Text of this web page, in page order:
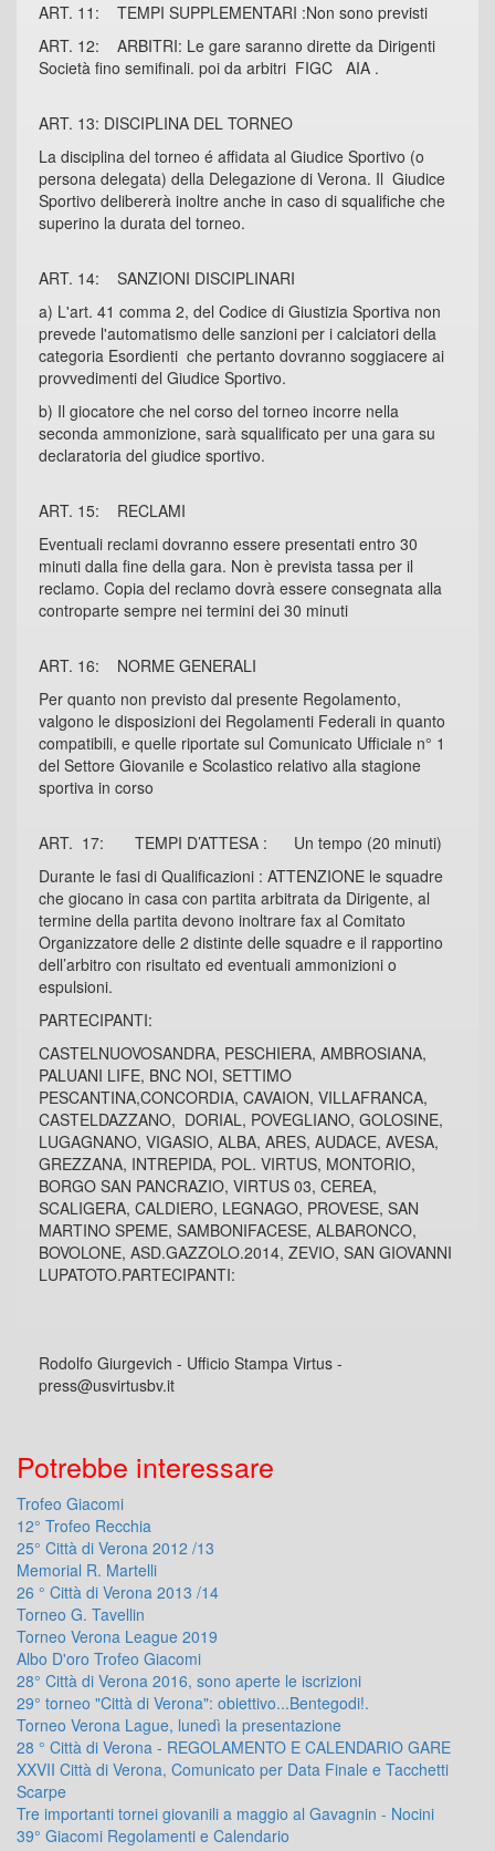
ART. 11: TEMPI SUPPLEMENTARI :Non sono previsti
ART. 12: ARBITRI: Le gare saranno dirette da Dirigenti
Società fino semifinali. poi da arbitri FIGC AIA .
ART. 13: DISCIPLINA DEL TORNEO
La disciplina del torneo é affidata al Giudice Sportivo (o
persona delegata) della Delegazione di Verona. Il Giudice
Sportivo delibererà inoltre anche in caso di squalifiche che
superino la durata del torneo.
ART. 14: SANZIONI DISCIPLINARI
a) L'art. 41 comma 2, del Codice di Giustizia Sportiva non
prevede l'automatismo delle sanzioni per i calciatori della
categoria Esordienti che pertanto dovranno soggiacere ai
provvedimenti del Giudice Sportivo.
b) Il giocatore che nel corso del torneo incorre nella
seconda ammonizione, sarà squalificato per una gara su
declaratoria del giudice sportivo.
ART. 15: RECLAMI
Eventuali reclami dovranno essere presentati entro 30
minuti dalla fine della gara. Non è prevista tassa per il
reclamo. Copia del reclamo dovrà essere consegnata alla
controparte sempre nei termini dei 30 minuti
ART. 16: NORME GENERALI
Per quanto non previsto dal presente Regolamento,
valgono le disposizioni dei Regolamenti Federali in quanto
compatibili, e quelle riportate sul Comunicato Ufficiale n° 1
del Settore Giovanile e Scolastico relativo alla stagione
sportiva in corso
ART. 17: TEMPI D’ATTESA : Un tempo (20 minuti)
Durante le fasi di Qualificazioni : ATTENZIONE le squadre
che giocano in casa con partita arbitrata da Dirigente, al
termine della partita devono inoltrare fax al Comitato
Organizzatore delle 2 distinte delle squadre e il rapportino
dell’arbitro con risultato ed eventuali ammonizioni o
espulsioni.
PARTECIPANTI:
CASTELNUOVOSANDRA, PESCHIERA, AMBROSIANA,
PALUANI LIFE, BNC NOI, SETTIMO
PESCANTINA,CONCORDIA, CAVAION, VILLAFRANCA,
CASTELDAZZANO, DORIAL, POVEGLIANO, GOLOSINE,
LUGAGNANO, VIGASIO, ALBA, ARES, AUDACE, AVESA,
GREZZANA, INTREPIDA, POL. VIRTUS, MONTORIO,
BORGO SAN PANCRAZIO, VIRTUS 03, CEREA,
SCALIGERA, CALDIERO, LEGNAGO, PROVESE, SAN
MARTINO SPEME, SAMBONIFACESE, ALBARONCO,
BOVOLONE, ASD.GAZZOLO.2014, ZEVIO, SAN GIOVANNI
LUPATOTO.PARTECIPANTI:
Rodolfo Giurgevich - Ufficio Stampa Virtus -
press@usvirtusbv.it
Potrebbe interessare
Trofeo Giacomi
12° Trofeo Recchia
25° Città di Verona 2012 /13
Memorial R. Martelli
26 ° Città di Verona 2013 /14
Torneo G. Tavellin
Torneo Verona League 2019
Albo D'oro Trofeo Giacomi
28° Città di Verona 2016, sono aperte le iscrizioni
29° torneo "Città di Verona": obiettivo...Bentegodi!.
Torneo Verona Lague, lunedì la presentazione
28 ° Città di Verona - REGOLAMENTO E CALENDARIO GARE
XXVII Città di Verona, Comunicato per Data Finale e Tacchetti
Scarpe
Tre importanti tornei giovanili a maggio al Gavagnin - Nocini
39° Giacomi Regolamenti e Calendario